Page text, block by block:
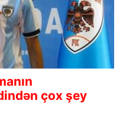
çox şey